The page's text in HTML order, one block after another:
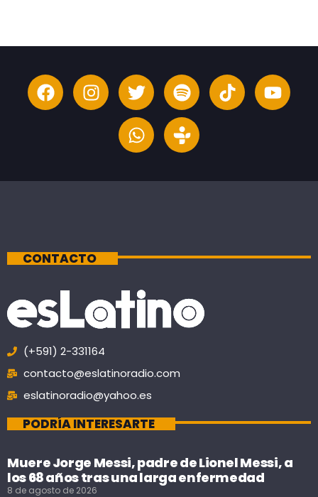
CONTACTO
(+591) 2-331164
contacto@eslatinoradio.com
eslatinoradio@yahoo.es
PODRÍA INTERESARTE
Muere Jorge Messi, padre de Lionel Messi, a
los 68 años tras una larga enfermedad
8 de agosto de 2026